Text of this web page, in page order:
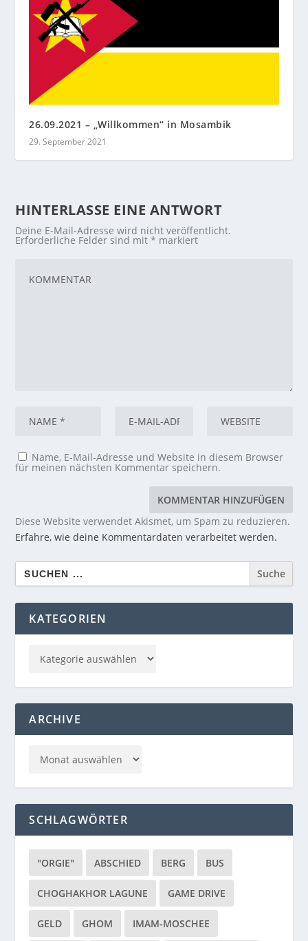
26.09.2021 – „Willkommen“ in Mosambik
29. September 2021
HINTERLASSE EINE ANTWORT
Deine E-Mail-Adresse wird nicht veröffentlicht.
Erforderliche Felder sind mit* markiert
Name, E-Mail-Adresse und Website in diesem Browser
für meinen nächsten Kommentar speichern.
Diese Website verwendet Akismet, um Spam zu reduzieren.
Erfahre, wie deine Kommentardaten verarbeitet werden.
Search
for:
KATEGORIEN
ARCHIVE
SCHLAGWÖRTER
"ORGIE" ABSCHIED BERG BUS
CHOGHAKHOR LAGUNE GAME DRIVE
GELD GHOM IMAM-MOSCHEE